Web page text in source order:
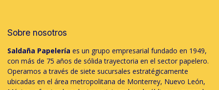
Sobre nosotros
Saldaña Papelería es un grupo empresarial fundado en 1949,
con más de 75 años de sólida trayectoria en el sector papelero.
Operamos a través de siete sucursales estratégicamente
ubicadas en el área metropolitana de Monterrey, Nuevo León,